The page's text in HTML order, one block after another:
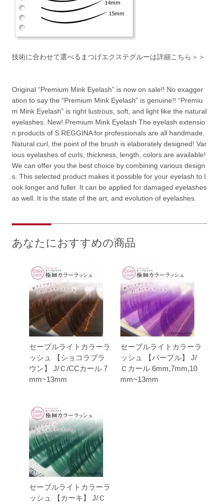
技術に合わせて選べるまつげエクステグルーは詳細こちら＞＞
Original “Premium Mink Eyelash” is now on sale!! No exagger
ation to say the “Premium Mink Eyelash” is genuine!! “Premiu
m Mink Eyelash” is right lustrous, soft, and light like the natural
eyelashes. New! Premium Mink Eyelash The eyelash extensio
n products of S.REGGINA for professionals are all handmade.
Natural curl, the point of the brush is elaborately designed! Var
ious eyelashes of curls, thickness, length, colors are available!
We can offer you the best choice by combining various design
s. This selected product makes it possible for your eyelash to l
ook longer and fuller. It can be applied for damaged eyelashes
as well. It is the state of the art, and evolution of eyelashes.
あなたにおすすめの商品
セーブルライトカラーラ
ッシュ 【ショコラブラ
ウン】 J/Ｃ/CCカール 7
mm~13mm
セーブルライトカラーラ
ッシュ 【パープル】 J/
Ｃカール 6mm,7mm,10
mm~13mm
セーブルライトカラーラ
ッシュ 【カーキ】 J/Ｃ